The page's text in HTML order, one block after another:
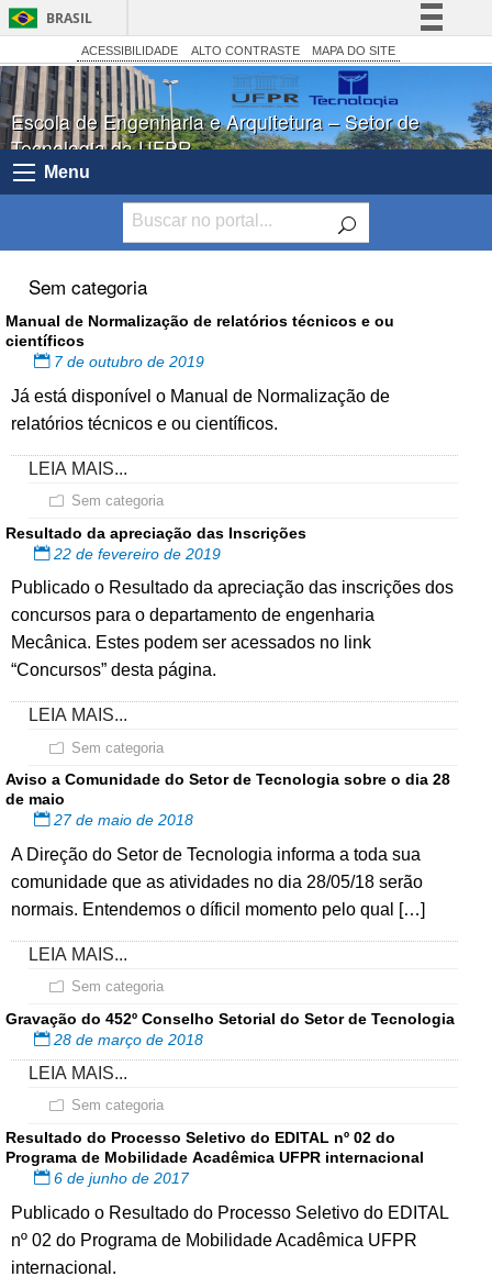
BRASIL
Simplifique!
Comunica BR
Participe
Acesso à informação
Canais
ACESSIBILIDADE ALTO CONTRASTE MAPA DO SITE
Escola de Engenharia e Arquitetura – Setor de
Tecnologia da UFPR
Menu
Sem categoria
Manual de Normalização de relatórios técnicos e ou
científicos
7 de outubro de 2019
Já está disponível o Manual de Normalização de
relatórios técnicos e ou científicos.
LEIA MAIS...
Sem categoria
Resultado da apreciação das Inscrições
22 de fevereiro de 2019
Publicado o Resultado da apreciação das inscrições dos
concursos para o departamento de engenharia
Mecânica. Estes podem ser acessados no link
“Concursos” desta página.
LEIA MAIS...
Sem categoria
Aviso a Comunidade do Setor de Tecnologia sobre o dia 28
de maio
27 de maio de 2018
A Direção do Setor de Tecnologia informa a toda sua
comunidade que as atividades no dia 28/05/18 serão
normais. Entendemos o díficil momento pelo qual […]
LEIA MAIS...
Sem categoria
Gravação do 452º Conselho Setorial do Setor de Tecnologia
28 de março de 2018
LEIA MAIS...
Sem categoria
Resultado do Processo Seletivo do EDITAL nº 02 do
Programa de Mobilidade Acadêmica UFPR internacional
6 de junho de 2017
Publicado o Resultado do Processo Seletivo do EDITAL
nº 02 do Programa de Mobilidade Acadêmica UFPR
internacional.